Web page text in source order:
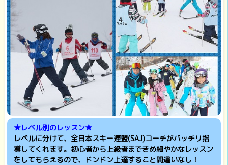
★レベル別のレッスン★
レベルに分けて、全日本スキー連盟(SAJ)コーチがバッチリ指
導してくれます。初心者から上級者まできめ細やかなレッスン
をしてもらえるので、ドンドン上達すること間違いなし！